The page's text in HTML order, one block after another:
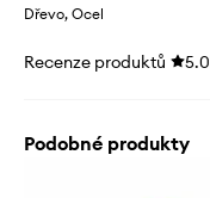
Dřevo, Ocel
Recenze produktů 5.0
Podobné produkty